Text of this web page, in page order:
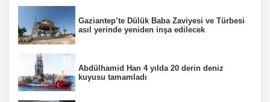
Gaziantep’te Dülük Baba Zaviyesi ve Türbesi
asıl yerinde yeniden inşa edilecek
Abdülhamid Han 4 yılda 20 derin deniz
kuyusu tamamladı